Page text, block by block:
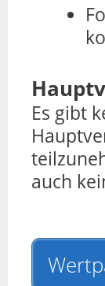
Es gibt
auch